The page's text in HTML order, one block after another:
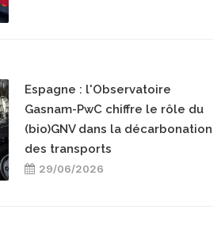
Espagne : l'Observatoire
Gasnam-PwC chiffre le rôle du
(bio)GNV dans la décarbonation
des transports
29/06/2026